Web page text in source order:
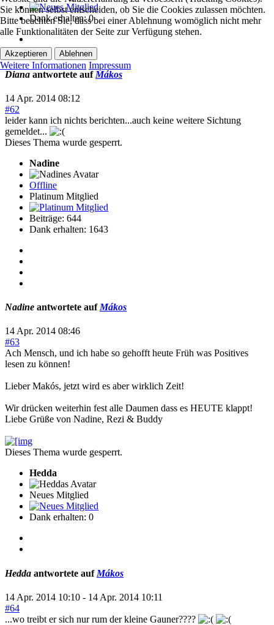
Dank erhalten: 0
Diana antwortete auf Mákos
14 Apr. 2014 08:12
#62
leider kann ich nichts berichten...auch keine weitere Sichtung
gemeldet...
Dieses Thema wurde gesperrt.
Nadine
Offline
Platinum Mitglied
Beiträge: 644
Dank erhalten: 1643
Nadine antwortete auf Mákos
14 Apr. 2014 08:46
#63
Ach Mensch, und ich habe so gehofft heute Früh was Positives
lesen zu können!
Lieber Makós, jetzt wird es aber wirklich Zeit!
Wir drücken weiterhin fest alle Daumen dass es HEUTE klappt!
Liebe Grüße von Nadine, Rezi & Buddy
Dieses Thema wurde gesperrt.
Hedda
Neues Mitglied
Dank erhalten: 0
Hedda antwortete auf Mákos
14 Apr. 2014 10:10 - 14 Apr. 2014 10:11
#64
...wo treibt er sich nur rum der kleine Gauner????
Sie können selbst entscheiden, ob Sie die Cookies zulassen möchten.
Bitte beachten Sie, dass bei einer Ablehnung womöglich nicht mehr
alle Funktionalitäten der Seite zur Verfügung stehen.
Akzeptieren Ablehnen
Weitere Informationen Impressum